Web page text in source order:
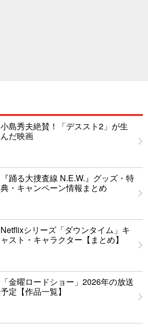
小島秀夫絶賛！「デススト2」が生
んだ映画
『踊る大捜査線 N.E.W.』グッズ・特
典・キャンペーン情報まとめ
Netflixシリーズ「ダウンタイム」キ
ャスト・キャラクター【まとめ】
「金曜ロードショー」2026年の放送
予定【作品一覧】